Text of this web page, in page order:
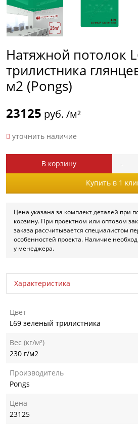
Натяжной потолок
трилистника
м2 (Pongs)
23125 руб. /м²
уточнить наличие
В корзину
Купить в 1
Цена указана за комплект деталей при
корзину. При проектном или оптовом
заказа рассчитывается специалистом
особенностей проекта. Наличие
у менеджера.
Характеристика
Цвет
L69 зеленый трилистника
Вес (кг/м²)
230 г/м2
Производитель
Pongs
Цена
23125